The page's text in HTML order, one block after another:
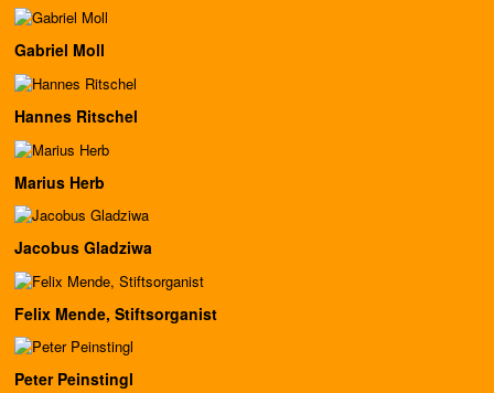
Gabriel Moll
Hannes Ritschel
Marius Herb
Jacobus Gladziwa
Felix Mende, Stiftsorganist
Peter Peinstingl